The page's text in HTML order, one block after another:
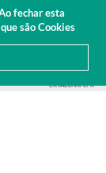
fechar esta
são Cookies
Cliente
ERTALON® LFX